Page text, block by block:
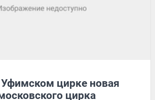
цирке новая
цирка